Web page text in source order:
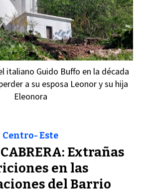
italiano Guido Buffo en la década
a su esposa Leonor y su hija
Eleonora
Extrañas
en las
del Barrio
Centro- Este